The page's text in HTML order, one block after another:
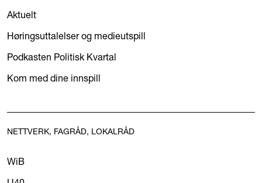
Aktuelt
Høringsuttalelser og medieutspill
Podkasten Politisk Kvartal
Kom med dine innspill
NETTVERK, FAGRÅD, LOKALRÅD
WiB